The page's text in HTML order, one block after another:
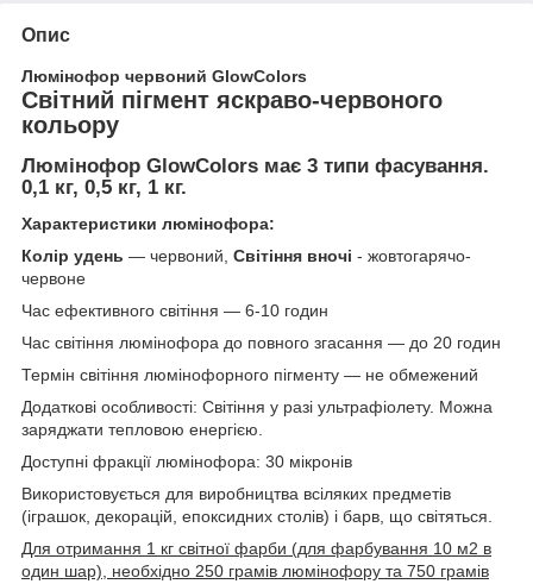
Опис
Люмінофор червоний GlowColors
Світний пігмент яскраво-червоного
кольору
Люмінофор GlowColors має 3 типи фасування.
0,1 кг, 0,5 кг, 1 кг.
Характеристики люмінофора:
Колір удень — червоний, Світіння вночі - жовтогарячо-
червоне
Час ефективного світіння — 6-10 годин
Час світіння люмінофора до повного згасання — до 20 годин
Термін світіння люмінофорного пігменту — не обмежений
Додаткові особливості: Світіння у разі ультрафіолету. Можна
заряджати тепловою енергією.
Доступні фракції люмінофора: 30 мікронів
Використовується для виробництва всіляких предметів
(іграшок, декорацій, епоксидних столів) і барв, що світяться.
Для отримання 1 кг світної фарби (для фарбування 10 м2 в
один шар), необхідно 250 грамів люмінофору та 750 грамів